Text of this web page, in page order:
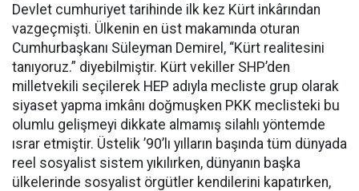
Devlet cumhuriyet tarihinde ilk kez Kürt inkârından
vazgeçmişti. Ülkenin en üst makamında oturan
Cumhurbaşkanı Süleyman Demirel, “Kürt realitesini
tanıyoruz.” diyebilmiştir. Kürt vekiller SHP’den
milletvekili seçilerek HEP adıyla mecliste grup olarak
siyaset yapma imkânı doğmuşken PKK meclisteki bu
olumlu gelişmeyi dikkate almamış silahlı yöntemde
ısrar etmiştir. Üstelik ’90’lı yılların başında tüm dünyada
reel sosyalist sistem yıkılırken, dünyanın başka
ülkelerinde sosyalist örgütler kendilerini kapatırken,